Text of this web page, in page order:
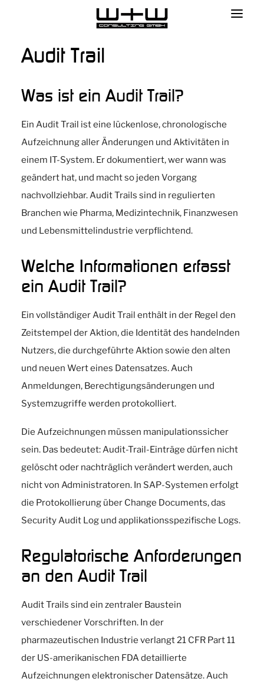
Audit Trail
Was ist ein Audit Trail?
Ein Audit Trail ist eine lückenlose, chronologische
Aufzeichnung aller Änderungen und Aktivitäten in
einem IT-System. Er dokumentiert, wer wann was
geändert hat, und macht so jeden Vorgang
nachvollziehbar. Audit Trails sind in regulierten
Branchen wie Pharma, Medizintechnik, Finanzwesen
und Lebensmittelindustrie verpflichtend.
Welche Informationen erfasst
ein Audit Trail?
Ein vollständiger Audit Trail enthält in der Regel den
Zeitstempel der Aktion, die Identität des handelnden
Nutzers, die durchgeführte Aktion sowie den alten
und neuen Wert eines Datensatzes. Auch
Anmeldungen, Berechtigungsänderungen und
Systemzugriffe werden protokolliert.
Die Aufzeichnungen müssen manipulationssicher
sein. Das bedeutet: Audit-Trail-Einträge dürfen nicht
gelöscht oder nachträglich verändert werden, auch
nicht von Administratoren. In SAP-Systemen erfolgt
die Protokollierung über Change Documents, das
Security Audit Log und applikationsspezifische Logs.
Regulatorische Anforderungen
an den Audit Trail
Audit Trails sind ein zentraler Baustein
verschiedener Vorschriften. In der
pharmazeutischen Industrie verlangt 21 CFR Part 11
der US-amerikanischen FDA detaillierte
Aufzeichnungen elektronischer Datensätze. Auch